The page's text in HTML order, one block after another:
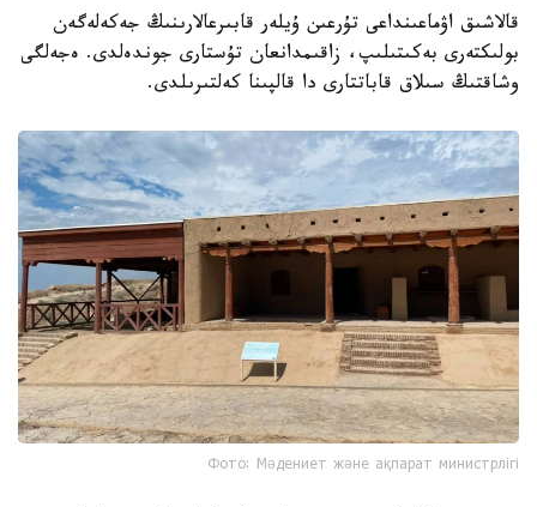
قالاشىق اۋماعىنداعى تۇرعىن ۇيلەر قابىرعالارىنىڭ جەكەلەگەن
بولىكتەرى بەكىتىلىپ، زاقىمدانعان تۇستارى جوندەلدى. ەجەلگى
وشاقتىڭ سىلاق قاباتتارى دا قالپىنا كەلتىرىلدى.
Фото: Мәдениет және ақпарат министрлігі